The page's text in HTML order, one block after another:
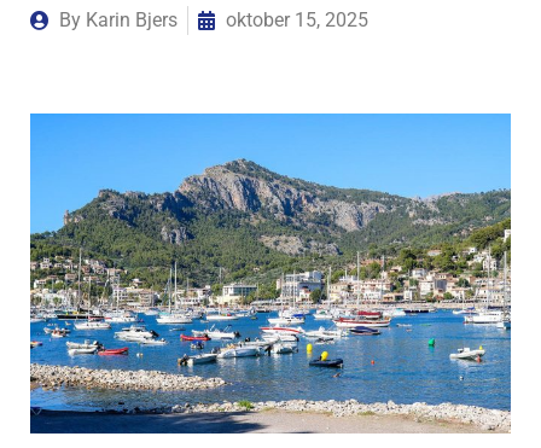
By Karin Bjers oktober 15, 2025